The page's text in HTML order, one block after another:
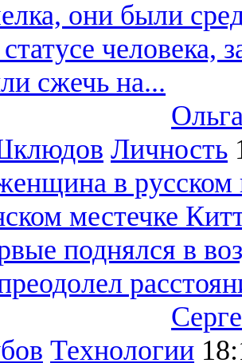
они были
человека,
сжечь на...
Личность
в русском
местечке
поднялся в
Технологии